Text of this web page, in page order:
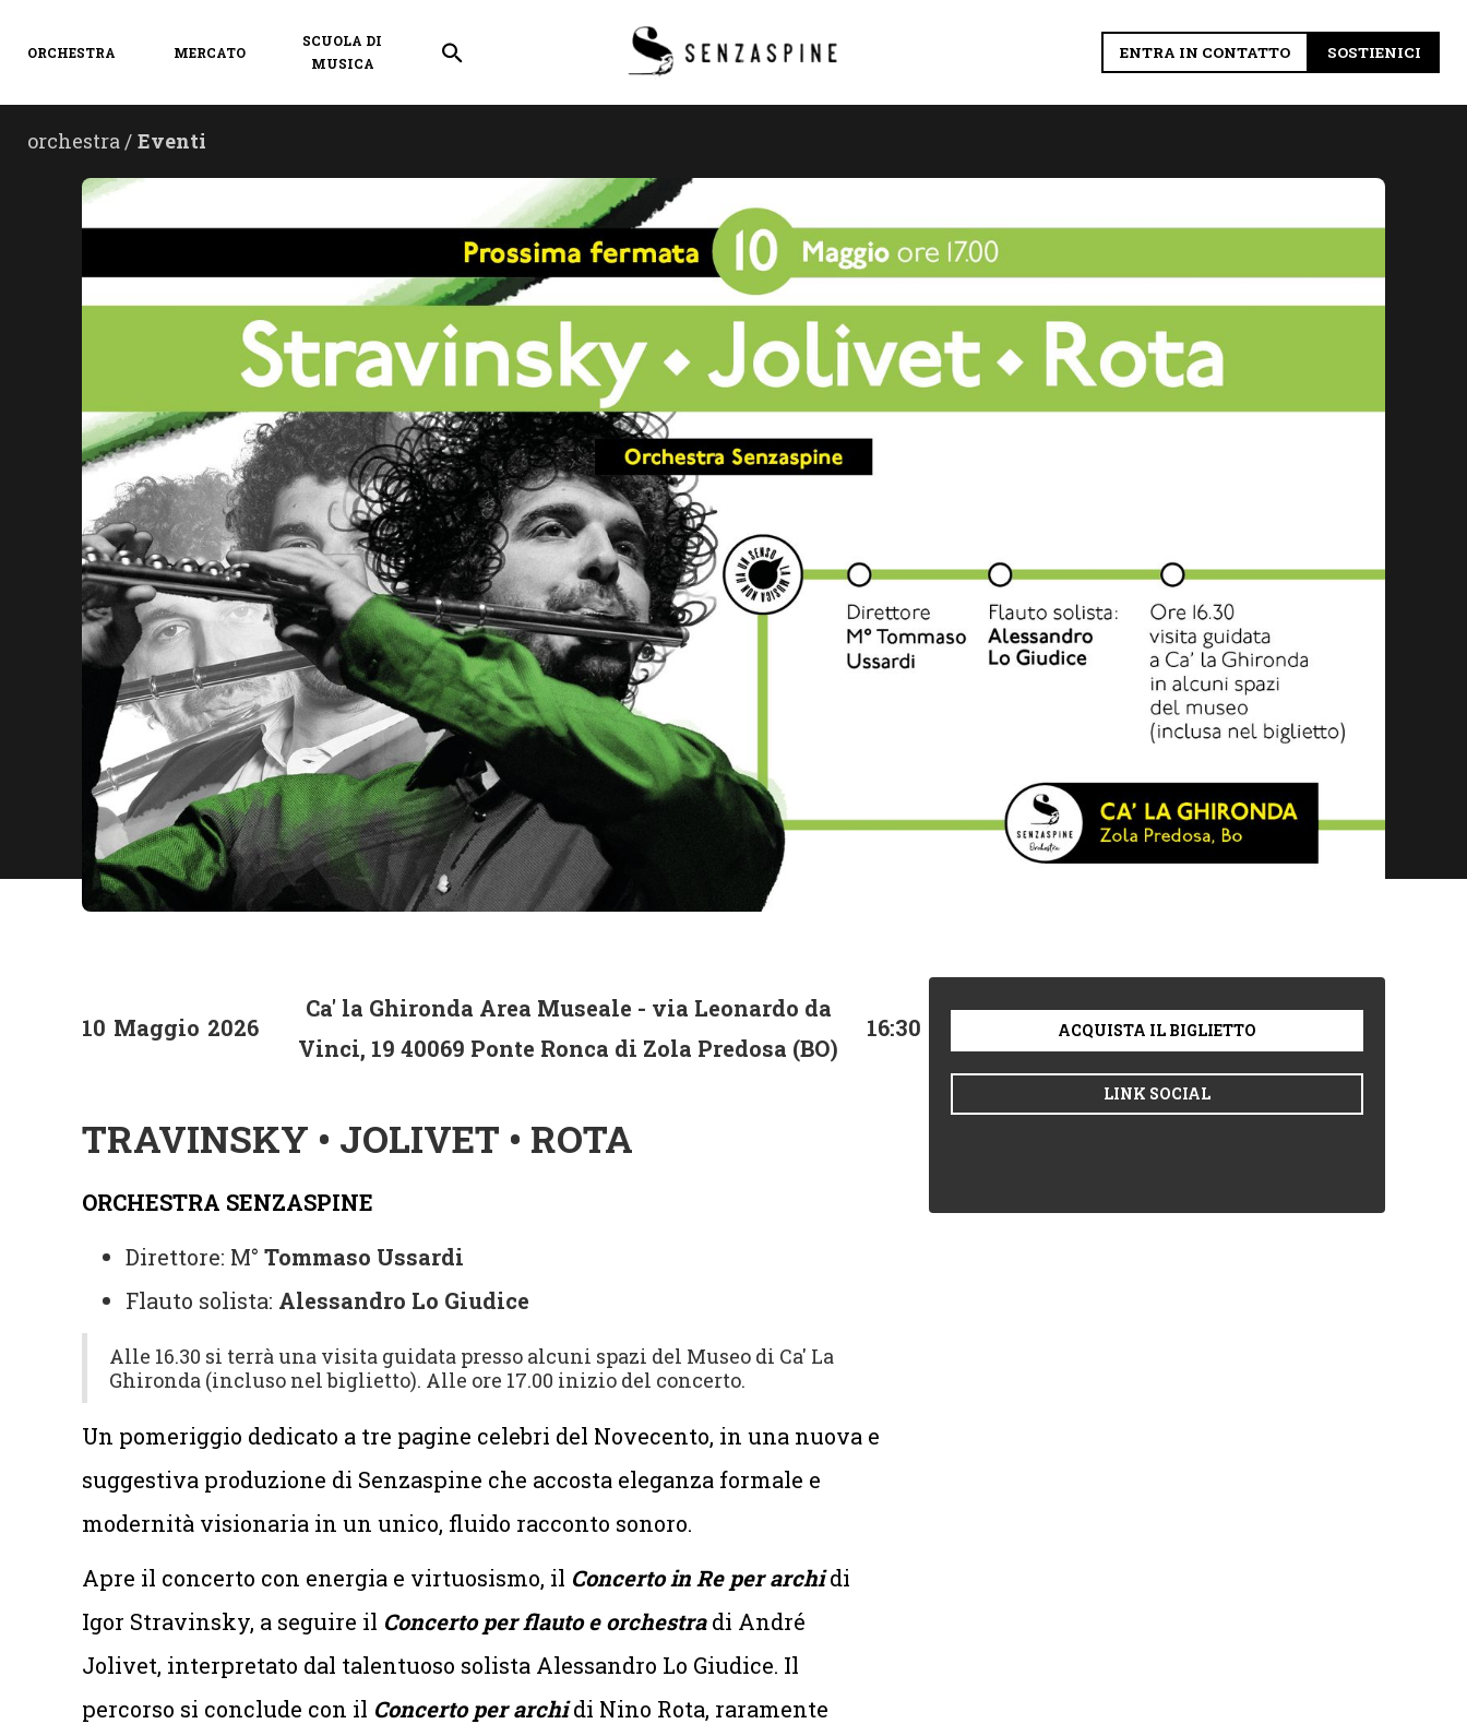
ORCHESTRA MERCATO
SCUOLA DI
MUSICA
ENTRA IN CONTATTO SOSTIENICI
orchestra / Eventi
10 Maggio 2026
Ca' la Ghironda Area Museale - via Leonardo da
Vinci, 19 40069 Ponte Ronca di Zola Predosa (BO)
16:30
TRAVINSKY • JOLIVET • ROTA
ORCHESTRA SENZASPINE
Direttore: M° Tommaso Ussardi
Flauto solista: Alessandro Lo Giudice
Alle 16.30 si terrà una visita guidata presso alcuni spazi del Museo di Ca' La
Ghironda (incluso nel biglietto). Alle ore 17.00 inizio del concerto.
Un pomeriggio dedicato a tre pagine celebri del Novecento, in una nuova e
suggestiva produzione di Senzaspine che accosta eleganza formale e
modernità visionaria in un unico, fluido racconto sonoro.
Apre il concerto con energia e virtuosismo, il Concerto in Re per archidi
Igor Stravinsky, a seguire il Concerto per flauto e orchestra di André
Jolivet, interpretato dal talentuoso solista Alessandro Lo Giudice. Il
percorso si conclude con il Concerto per archidi Nino Rota, raramente
ACQUISTA IL BIGLIETTO
LINK SOCIAL